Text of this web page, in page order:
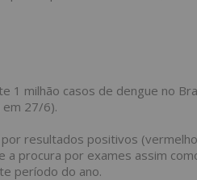
1 milhão casos de dengue no
em 27/6).
resultados positivos
a procura por exames assim
período do ano.